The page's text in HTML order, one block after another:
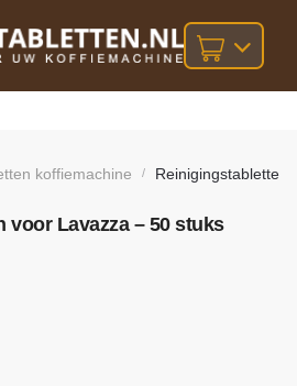
besteld,
volgende
bij orders
boven
koffiemachine / Reinigingstabletten
voor Lavazza – 50 stuks